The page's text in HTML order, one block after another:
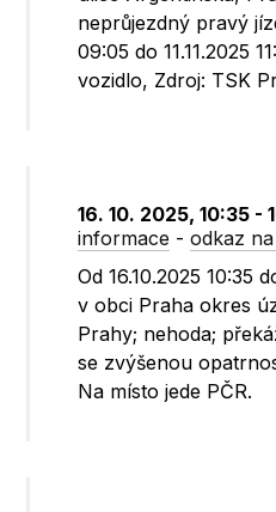
neprůjezdný pravý
09:05 do 11.11.2025
vozidlo, Zdroj: TSK
16. 10. 2025, 10:35 -
informace -odkaz
Od 16.10.2025 10:35
v obci Praha okres
Prahy; nehoda;
se zvýšenou
Na místo jede PČR.